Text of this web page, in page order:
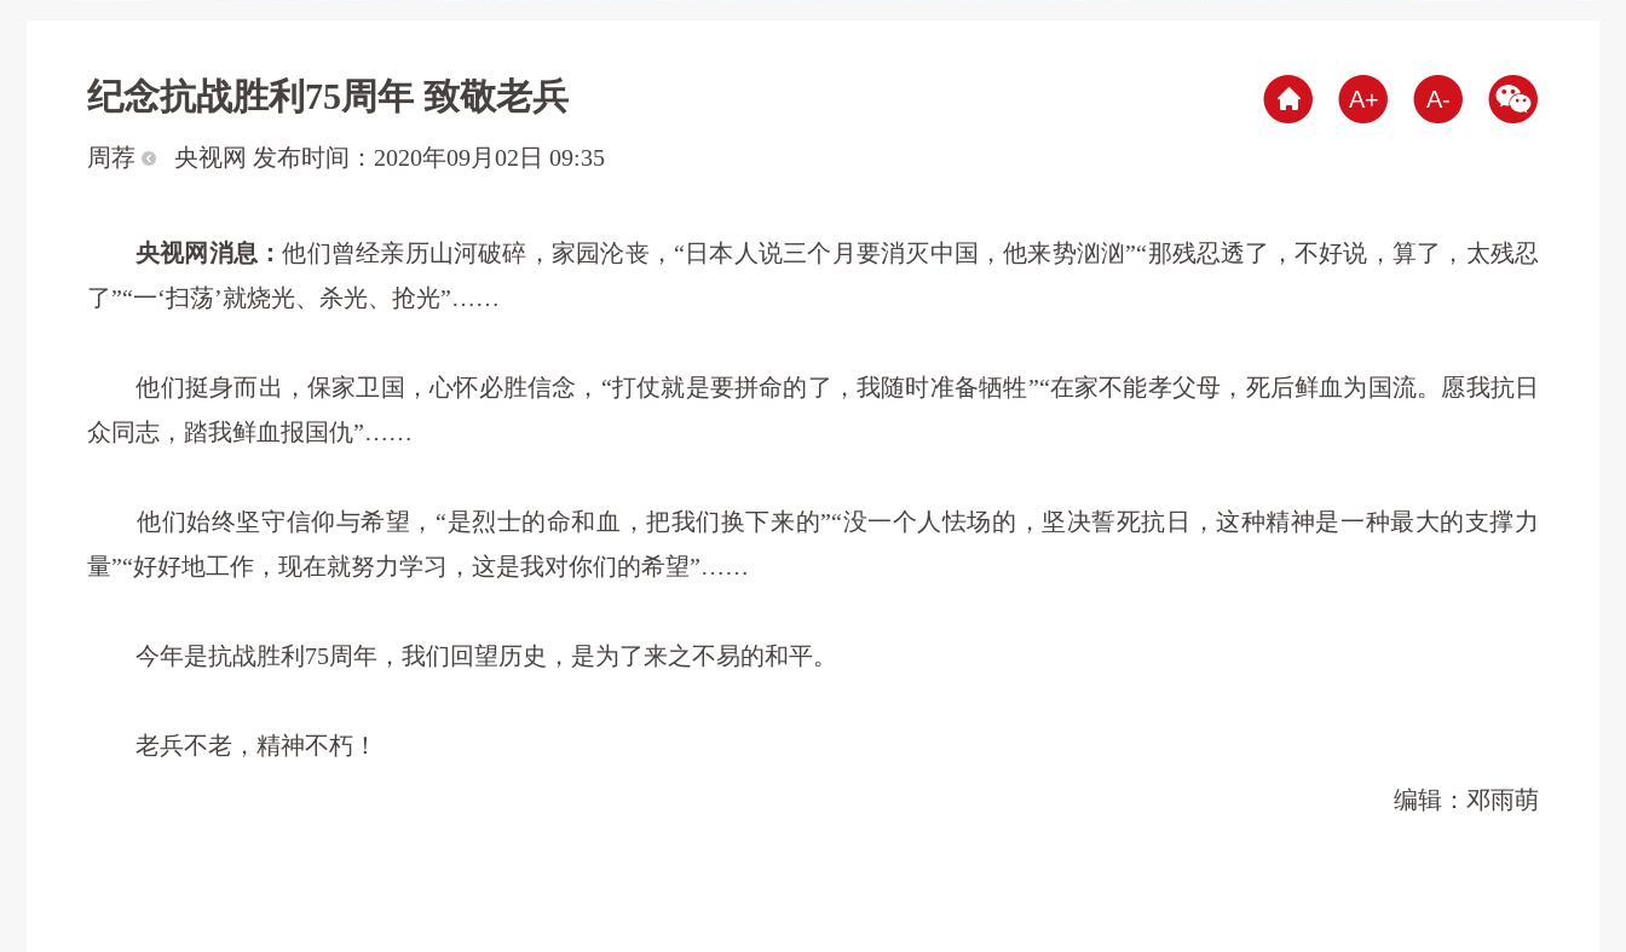
A-
A+
纪念抗战胜利75周年 致敬老兵
周荐 央视网 发布时间：2020年09月02日 09:35
央视网消息：他们曾经亲历山河破碎，家园沦丧，“日本人说三个月要消灭中国，他来势汹汹”“那残忍透了，不好说，算了，太残忍
了”“一‘扫荡’就烧光、杀光、抢光”……
他们挺身而出，保家卫国，心怀必胜信念，“打仗就是要拼命的了，我随时准备牺牲”“在家不能孝父母，死后鲜血为国流。愿我抗日
众同志，踏我鲜血报国仇”……
他们始终坚守信仰与希望，“是烈士的命和血，把我们换下来的”“没一个人怯场的，坚决誓死抗日，这种精神是一种最大的支撑力
量”“好好地工作，现在就努力学习，这是我对你们的希望”……
今年是抗战胜利75周年，我们回望历史，是为了来之不易的和平。
老兵不老，精神不朽！
编辑：邓雨萌